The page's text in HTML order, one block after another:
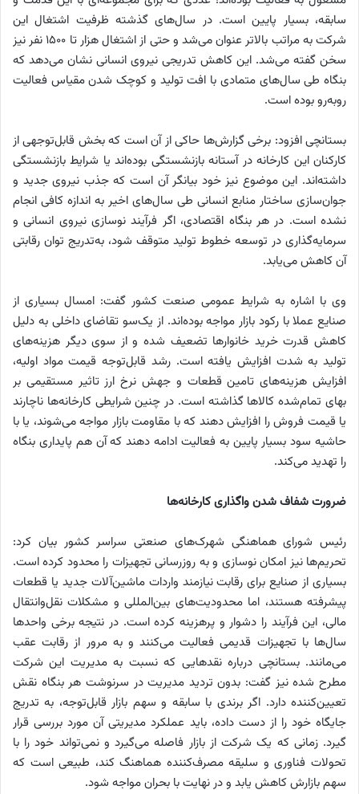
سابقه، بسیار پایین است. در سال‌های گذشته ظرفیت اشتغال این
شرکت به مراتب بالاتر عنوان می‌شد و حتی از اشتغال هزار تا ۱۵۰۰ نفر نیز
سخن گفته می‌شد. این کاهش تدریجی نیروی انسانی نشان می‌دهد که
بنگاه طی سال‌های متمادی با افت تولید و کوچک شدن مقیاس فعالیت
روبه‌رو بوده است.
بستانچی افزود: برخی گزارش‌ها حاکی از آن است که بخش قابل‌توجهی از
کارکنان این کارخانه در آستانه بازنشستگی بوده‌اند یا شرایط بازنشستگی
داشته‌اند. این موضوع نیز خود بیانگر آن است که جذب نیروی جدید و
جوان‌سازی ساختار منابع انسانی طی سال‌های اخیر به اندازه کافی انجام
نشده است. در هر بنگاه اقتصادی، اگر فرآیند نوسازی نیروی انسانی و
سرمایه‌گذاری در توسعه خطوط تولید متوقف شود، به‌تدریج توان رقابتی
آن کاهش می‌یابد.
وی با اشاره به شرایط عمومی صنعت کشور گفت: امسال بسیاری از
صنایع عملا با رکود بازار مواجه بوده‌اند. از یک‌سو تقاضای داخلی به دلیل
کاهش قدرت خرید خانوارها تضعیف شده و از سوی دیگر هزینه‌های
تولید به شدت افزایش یافته است. رشد قابل‌توجه قیمت مواد اولیه،
افزایش هزینه‌های تامین قطعات و جهش نرخ ارز تاثیر مستقیمی بر
بهای تمام‌شده کالاها گذاشته است. در چنین شرایطی کارخانه‌ها ناچارند
یا قیمت فروش را افزایش دهند که با مقاومت بازار مواجه می‌شوند، یا با
حاشیه سود بسیار پایین به فعالیت ادامه دهند که آن هم پایداری بنگاه
را تهدید می‌کند.
ضرورت شفاف شدن واگذاری کارخانه‌ها
رئیس شورای هماهنگی شهرک‌های صنعتی سراسر کشور بیان کرد:
تحریم‌ها نیز امکان نوسازی و به‌ روزرسانی تجهیزات را محدود کرده است.
بسیاری از صنایع برای رقابت نیازمند واردات ماشین‌آلات جدید یا قطعات
پیشرفته هستند، اما محدودیت‌های بین‌المللی و مشکلات نقل‌وانتقال
مالی، این فرآیند را دشوار و پرهزینه کرده است. در نتیجه برخی واحدها
سال‌ها با تجهیزات قدیمی فعالیت می‌کنند و به مرور از رقابت عقب
می‌مانند. بستانچی درباره نقدهایی که نسبت به مدیریت این شرکت
مطرح شده نیز گفت: بدون تردید مدیریت در سرنوشت هر بنگاه نقش
تعیین‌کننده دارد. اگر برندی با سابقه و سهم بازار قابل‌توجه، به تدریج
جایگاه خود را از دست داده، باید عملکرد مدیریتی آن مورد بررسی قرار
گیرد. زمانی که یک شرکت از بازار فاصله می‌گیرد و نمی‌تواند خود را با
تحولات فناوری و سلیقه مصرف‌کننده هماهنگ کند، طبیعی است که
سهم بازارش کاهش یابد و در نهایت با بحران مواجه شود.